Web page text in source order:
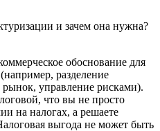
и зачем она нужна?
обоснование для
разделение
управление рисками).
что вы не просто
на налогах, а решаете
выгода не может быть